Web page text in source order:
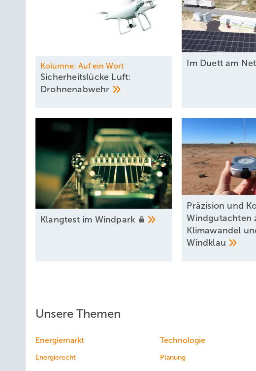
Kolumne: Auf ein Wort
Sicherheitslücke Luft:
Drohnenabwehr
Im Duett am
Klangtest im Windpark
Präzision und
Windgutachten
Klimawandel
Windklau
Unsere Themen
Energiemarkt
Energierecht
Technologie
Planung